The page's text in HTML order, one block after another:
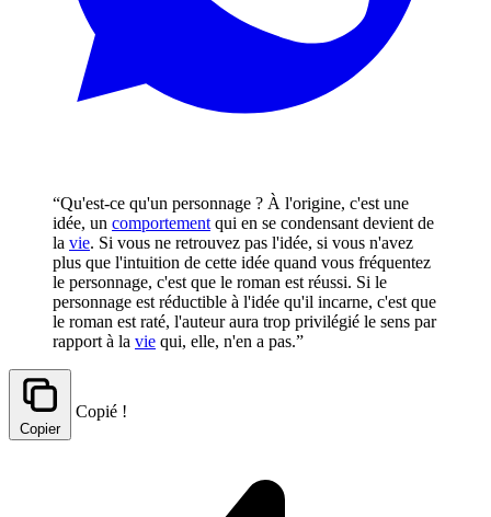
“Qu'est-ce qu'un personnage ? À l'origine, c'est une
idée, un comportement qui en se condensant devient de
la vie. Si vous ne retrouvez pas l'idée, si vous n'avez
plus que l'intuition de cette idée quand vous fréquentez
le personnage, c'est que le roman est réussi. Si le
personnage est réductible à l'idée qu'il incarne, c'est que
le roman est raté, l'auteur aura trop privilégié le sens par
rapport à la vie qui, elle, n'en a pas.”
Copier
Copié !